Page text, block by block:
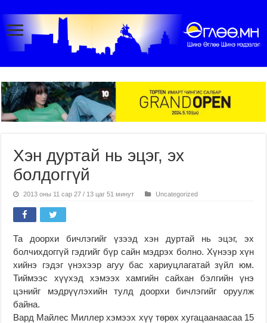
Хэн дуртай нь эцэг, эх
болдоггүй
2013 оны 11 сар 27 / 13 цаг 51 минут Uncategorized
Та доорхи бичлэгийг үзээд хэн дуртай нь эцэг, эх
болчихдоггүй гэдгийг бүр сайн мэдрэх болно. Хүнээр хүн
хийнэ гэдэг үнэхээр агуу бас хариуцлагатай зүйл юм.
Тиймээс хүүхэд хэмээх хамгийн сайхан бэлгийн үнэ
цэнийг мэдрүүлэхийн тулд доорхи бичлэгийг оруулж
байна.
Вард Майлес Миллер хэмээх хүү төрөх хугацаанаасаа 15